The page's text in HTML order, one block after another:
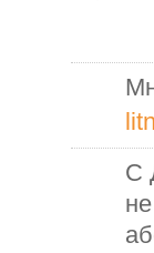
С